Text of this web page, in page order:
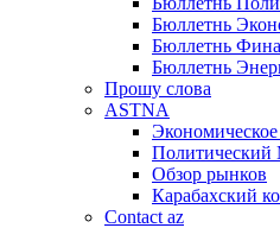
Бюллетнь
Бюллетнь
Бюллетнь
Прошу слова
ASTNA
Политический
Обзор рынков
Карабахский
Contact az